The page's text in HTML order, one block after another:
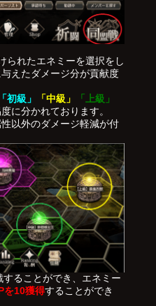
られたエネミーを選択をし
えたダメージ分が貢献度
「初級」 「中級」
「上級」
に分かれております。
以外のダメージ軽減が付
することができ、エネミー
を10獲得することができ